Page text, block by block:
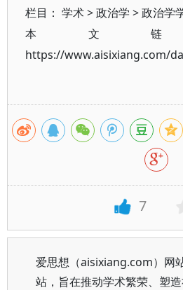
栏目： 学术>政治学 >政治学
本文
https://www.aisixiang.com/
7
爱思想（aisixiang.com）网
站，旨在推动学术繁荣、塑造